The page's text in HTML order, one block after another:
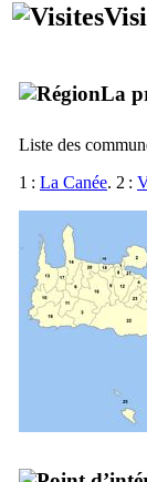
La
Liste des
1 : La Canée. 2 :